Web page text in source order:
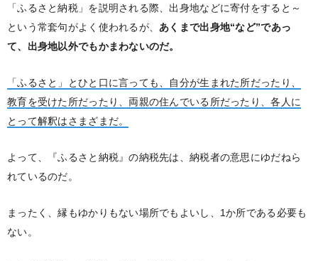
「ふるさと納税」を説明される際、出身地などに寄付をすると～
という常套句がよく使われるが、 あくまで出身地“など”であっ
て、出身地以外でもかまわないのだ。
「ふるさと」とひと口に言っても、自分が生まれた所だったり、
教育を受けた所だったり、両親の住んでいる所だったり、各人に
とって解釈はさまざまだ。
よって、『ふるさと納税』の納税先は、納税者の意思にゆだねら
れているのだ。
まったく、縁もゆかりもない場所でもよいし、1か所である必要も
ない。